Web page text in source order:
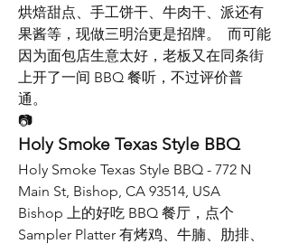
烘焙甜点、手工饼干、牛肉干、派还有
果酱等，现做三明治更是招牌。  而可能
因为面包店生意太好，老板又在同条街
上开了一间 BBQ 餐听，不过评价普
通。
📷
Holy Smoke Texas Style BBQ
Holy Smoke Texas Style BBQ - 772 N
Main St, Bishop, CA 93514, USA
Bishop 上的好吃 BBQ 餐厅，点个
Sampler Platter 有烤鸡、牛腩、肋排、